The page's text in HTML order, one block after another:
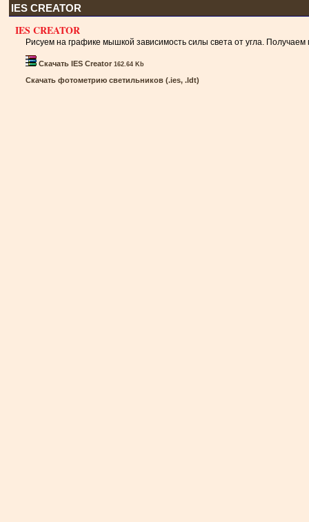
IES CREATOR
IES CREATOR
Рисуем на графике мышкой зависимость силы света от угла. Получаем
Скачать IES Creator 162.64 Kb
Скачать фотометрию светильников (.ies, .ldt)